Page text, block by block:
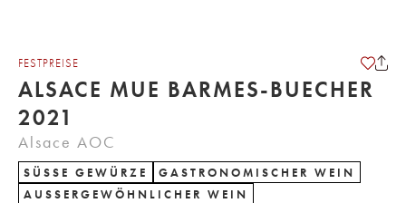
FESTPREISE
ALSACE MUE BARMES-BUECHER
2021
Alsace AOC
SÜSSE GEWÜRZE
GASTRONOMISCHER WEIN
AUSSERGEWÖHNLICHER WEIN